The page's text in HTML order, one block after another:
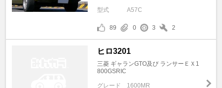
型式 A57C
89 0 3 2
ヒロ3201
三菱 ギャランGTO及び ランサーＥＸ1
800GSRIC
グレード
1600MR